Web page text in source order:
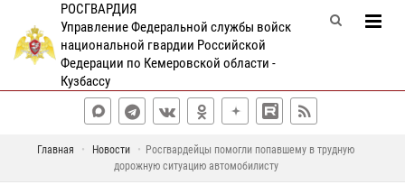
РОСГВАРДИЯ
Управление Федеральной службы войск
национальной гвардии Российской
Федерации по Кемеровской области -
Кузбассу
Главная Новости
Росгвардейцы помогли попавшему в трудную
дорожную ситуацию автомобилисту